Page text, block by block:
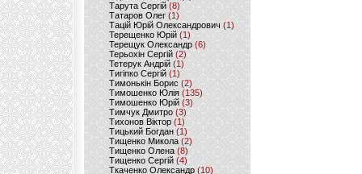
Тарута Сергій (8)
Татаров Олег(1)
Тацій Юрій Олександрович(1)
Терещенко Юрій(1)
Терещук Олександр(6)
Терьохін Сергій (2)
Тетерук Андрій (1)
Тигіпко Сергій(1)
Тимонькін Борис (2)
Тимошенко Юлія (135)
Тимошенко Юрій(3)
Тимчук Дмитро (3)
Тихонов Віктор (1)
Тицький Богдан (1)
Тищенко Микола (2)
Тищенко Олена (8)
Тищенко Сергій (4)
Ткаченко Олександр (10)